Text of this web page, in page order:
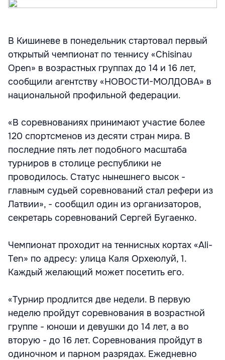
В Кишиневе в понедельник стартовал первый
открытый чемпионат по теннису «Chisinau
Open» в возрастных группах до 14 и 16 лет,
сообщили агентству «НОВОСТИ-МОЛДОВА» в
национальной профильной федерации.
«В соревнованиях принимают участие более
120 спортсменов из десяти стран мира. В
последние пять лет подобного масштаба
турниров в столице республики не
проводилось. Статус нынешнего высок -
главным судьей соревнований стал рефери из
Латвии», - сообщил один из организаторов,
секретарь соревнований Сергей Бугаенко.
Чемпионат проходит на теннисных кортах «Ali-
Ten» по адресу: улица Каля Орхеюлуй, 1.
Каждый желающий может посетить его.
«Турнир продлится две недели. В первую
неделю пройдут соревнования в возрастной
группе - юноши и девушки до 14 лет, а во
вторую - до 16 лет. Соревнования пройдут в
одиночном и парном разрядах. Ежедневно